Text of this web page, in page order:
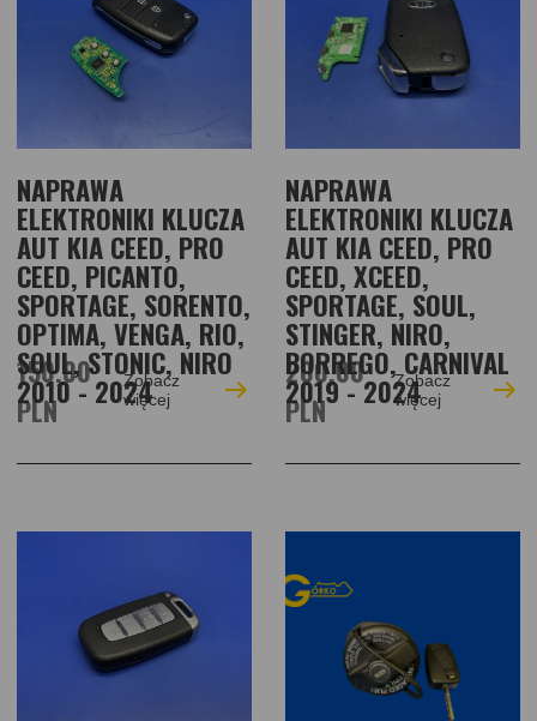
NAPRAWA
ELEKTRONIKI KLUCZA
AUT KIA CEED, PRO
CEED, PICANTO,
SPORTAGE, SORENTO,
OPTIMA, VENGA, RIO,
SOUL, STONIC, NIRO
2010 - 2024
150,00
PLN
Zobacz
więcej
NAPRAWA
ELEKTRONIKI KLUCZA
AUT KIA CEED, PRO
CEED, XCEED,
SPORTAGE, SOUL,
STINGER, NIRO,
BORREGO, CARNIVAL
2019 - 2024
200,00
PLN
Zobacz
więcej